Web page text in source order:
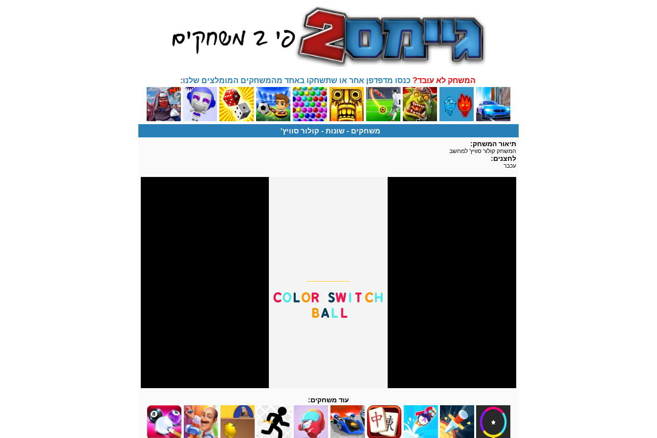
:המשחק לא עובד? כנסו מדפדפן אחר או שתשחקו באחד מהמשחקים המומלצים שלנו
משחקים - שונות - קולור סוויץ'
תיאור המשחק:
המשחק קולור סוויץ' למחשב
לחצנים:
עכבר
עוד משחקים: